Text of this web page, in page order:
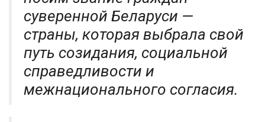
суверенной Беларуси —
страны, которая выбрала свой
путь созидания, социальной
справедливости и
межнационального согласия.